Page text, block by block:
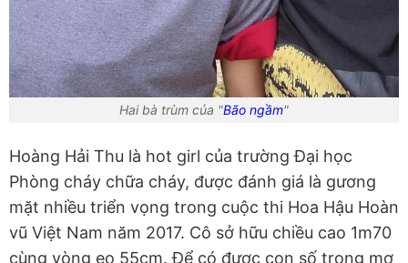
Hai bà trùm của "Bão ngầm"
Hoàng Hải Thu là hot girl của trường Đại học
Phòng cháy chữa cháy, được đánh giá là gương
mặt nhiều triển vọng trong cuộc thi Hoa Hậu Hoàn
vũ Việt Nam năm 2017. Cô sở hữu chiều cao 1m70
cùng vòng eo 55cm. Để có được con số trong mơ